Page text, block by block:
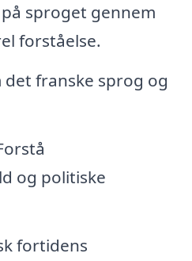
sproget gennem
forståelse.
franske sprog og
og politiske
fortidens